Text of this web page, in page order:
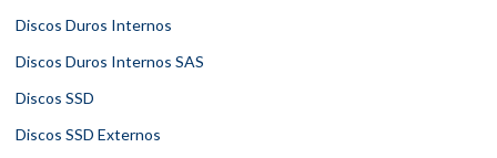
Discos Duros Internos
Discos Duros Internos SAS
Discos SSD
Discos SSD Externos